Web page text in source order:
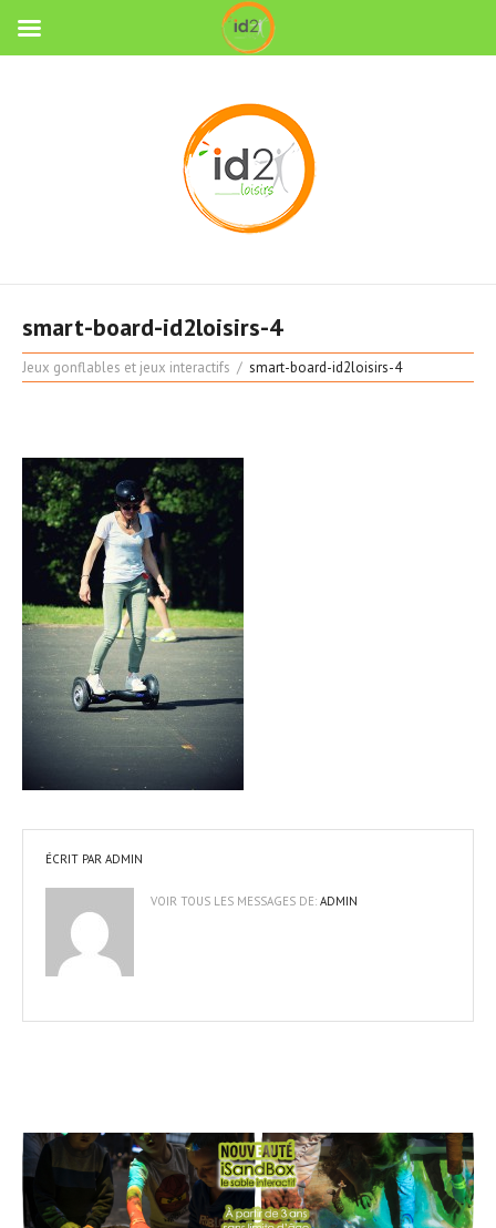
smart-board-id2loisirs-4
Jeux gonflables et jeux interactifs smart-board-id2loisirs-4
ÉCRIT PAR ADMIN
VOIR TOUS LES MESSAGES DE: ADMIN